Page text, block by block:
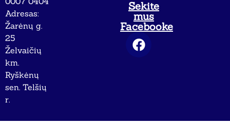
Adresas:
Žarėnų g.
25
Želvaičių
km.
Ryškėnų
sen. Telšių
r.
Sekite
mus
Facebooke